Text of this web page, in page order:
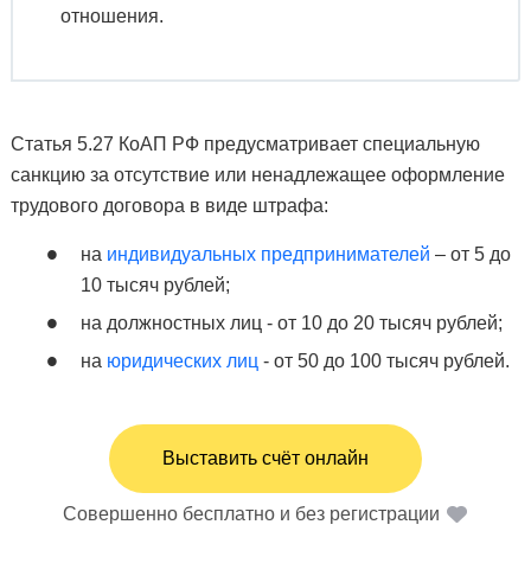
отношения.
Статья 5.27 КоАП РФ предусматривает специальную
санкцию за отсутствие или ненадлежащее оформление
трудового договора в виде штрафа:
на индивидуальных предпринимателей – от 5 до
10 тысяч рублей;
на должностных лиц - от 10 до 20 тысяч рублей;
на юридических лиц - от 50 до 100 тысяч рублей.
Выставить счёт онлайн
Совершенно бесплатно и без регистрации